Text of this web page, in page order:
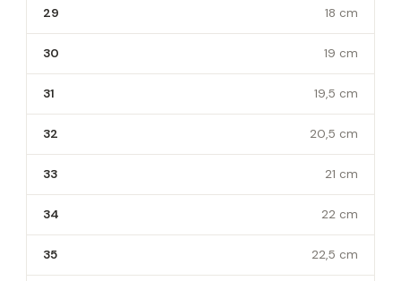
29 18 cm
30 19 cm
31 19,5 cm
32 20,5 cm
33 21 cm
34 22 cm
35 22,5 cm